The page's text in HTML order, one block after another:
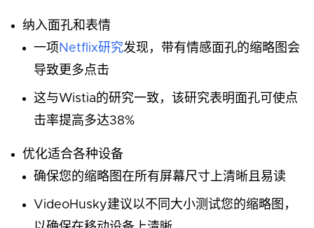
纳入面孔和表情
一项 Netflix研究发现，带有情感面孔的缩略图会
导致更多点击
这与Wistia的研究一致，该研究表明面孔可使点
击率提高多达38%
优化适合各种设备
确保您的缩略图在所有屏幕尺寸上清晰且易读
VideoHusky建议以不同大小测试您的缩略图，